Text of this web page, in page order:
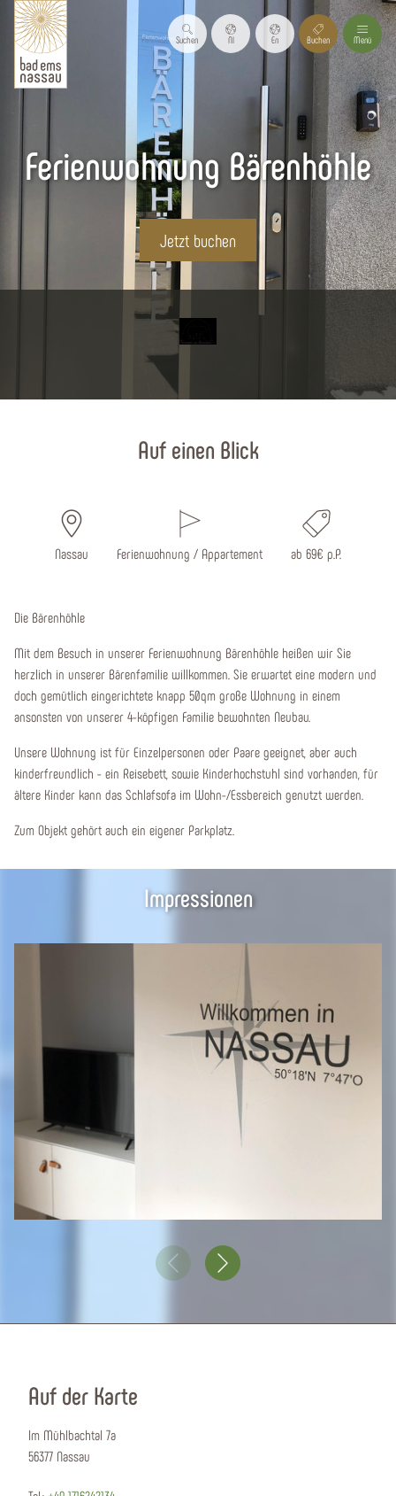
Suchen Nl En Buchen Menü
Ferienwohnung Bärenhöhle
Jetzt buchen
Auf einen Blick
Nassau Ferienwohnung / Appartement ab 69€ p.P.
Die Bärenhöhle
Mit dem Besuch in unserer Ferienwohnung Bärenhöhle heißen wir Sie
herzlich in unserer Bärenfamilie willkommen. Sie erwartet eine modern und
doch gemütlich eingerichtete knapp 50qm große Wohnung in einem
ansonsten von unserer 4-köpfigen Familie bewohnten Neubau.
Unsere Wohnung ist für Einzelpersonen oder Paare geeignet, aber auch
kinderfreundlich - ein Reisebett, sowie Kinderhochstuhl sind vorhanden, für
ältere Kinder kann das Schlafsofa im Wohn-/Essbereich genutzt werden.
Zum Objekt gehört auch ein eigener Parkplatz.
Impressionen
Auf der Karte
Im Mühlbachtal 7a
56377 Nassau